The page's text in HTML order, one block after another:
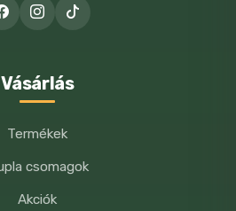
Vásárlás
Termékek
csomagok
Akciók